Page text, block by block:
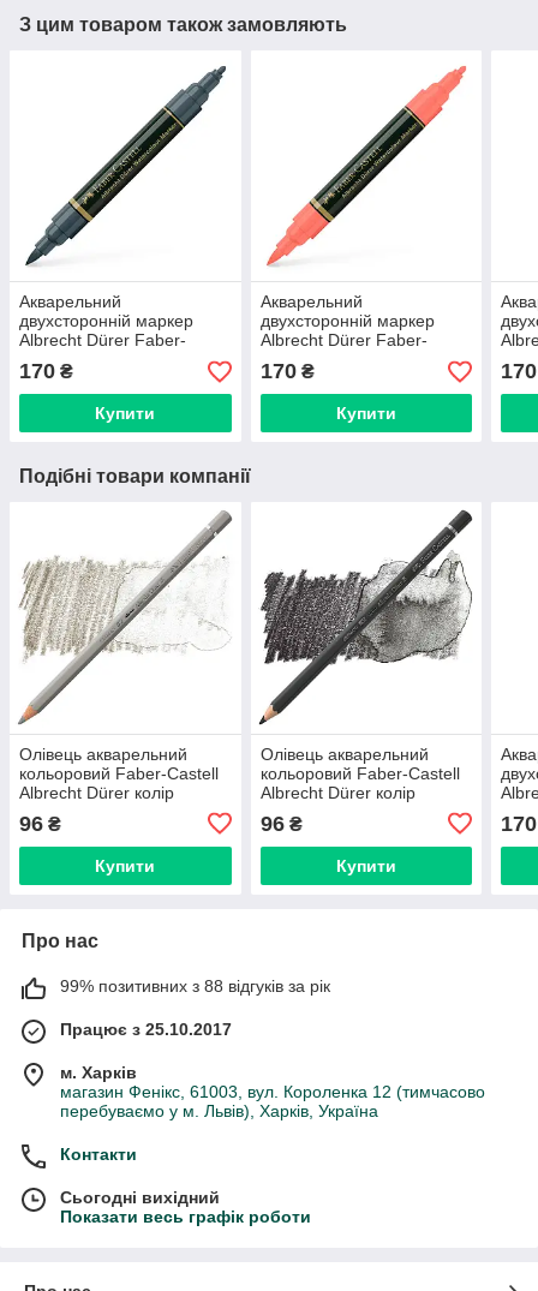
З цим товаром також замовляють
Акварельний
двухсторонній маркер
Albrecht Dürer Faber-
Castell колір темний індіго
№157, 160457
170 ₴
Купити
Акварельний
двухсторонній маркер
Albrecht Dürer Faber-
Castell колір пурпурно-
червоний №118, 160418
170₴
Купити
170
Подібні товари компанії
Олівець акварельний
кольоровий Faber-Castell
Albrecht Dürer колір
Gray III ) № 272, 117772
96 ₴
Купити
Олівець акварельний
кольоровий Faber-Castell
Albrecht Dürer колір
Gray VI) № 275, 117775
96₴
Купити
170
Про нас
99% позитивних з 88 відгуків за рік
Працює з 25.10.2017
м. Харків
магазин Фенікс, 61003, вул. Короленка 12 (тимчасово
перебуваємо у м. Львів), Харків, Україна
Контакти
Сьогодні вихідний
Показати весь графік роботи